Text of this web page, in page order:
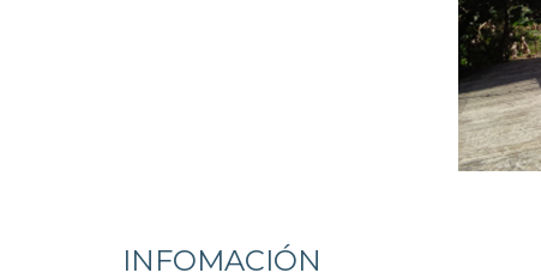
INFOMACIÓN